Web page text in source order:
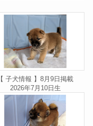
【 子犬情報 】8月9日掲載
2026年7月10日生